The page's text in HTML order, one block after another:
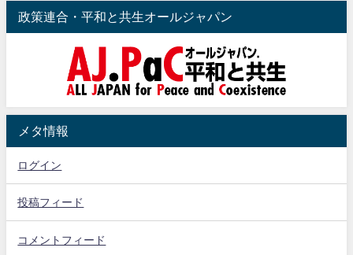
政策連合・平和と共生オールジャパン
メタ情報
ログイン
投稿フィード
コメントフィード